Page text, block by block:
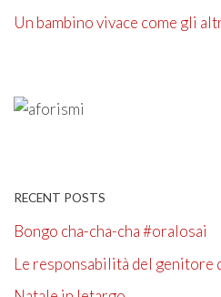
Un bambino vivace come gli
RECENT POSTS
Bongo cha-cha-cha #oralosai
Le responsabilità del genitore